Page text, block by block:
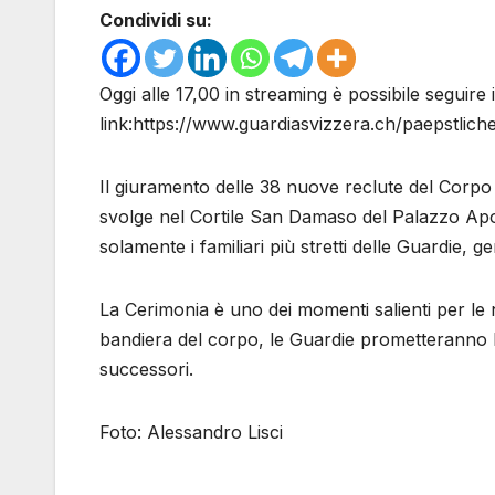
Condividi su:
Oggi alle 17,00 in streaming è possibile
link:https://www.guardiasvizzera.ch/
Il giuramento delle 38 nuove reclute del
svolge nel Cortile San Damaso del Palazzo
solamente i familiari più stretti delle Guardie,
La Cerimonia è uno dei momenti salienti per
bandiera del corpo, le Guardie
successori.
Foto: Alessandro Lisci